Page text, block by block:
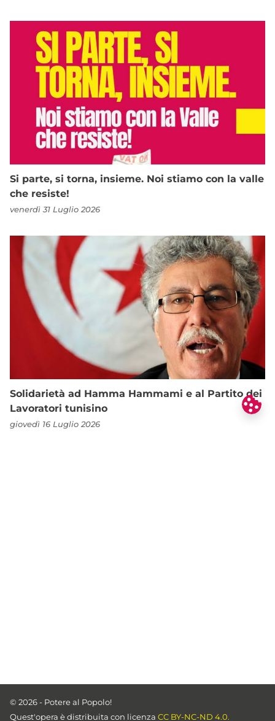
Si parte, si torna, insieme. Noi stiamo con la valle
che resiste!
venerdì 31 Luglio 2026
Solidarietà ad Hamma Hammami e al Partito dei
Lavoratori tunisino
giovedì 16 Luglio 2026
© 2026 - Potere al Popolo!
Quest'opera è distribuita con licenza CC BY-NC-ND 4.0.